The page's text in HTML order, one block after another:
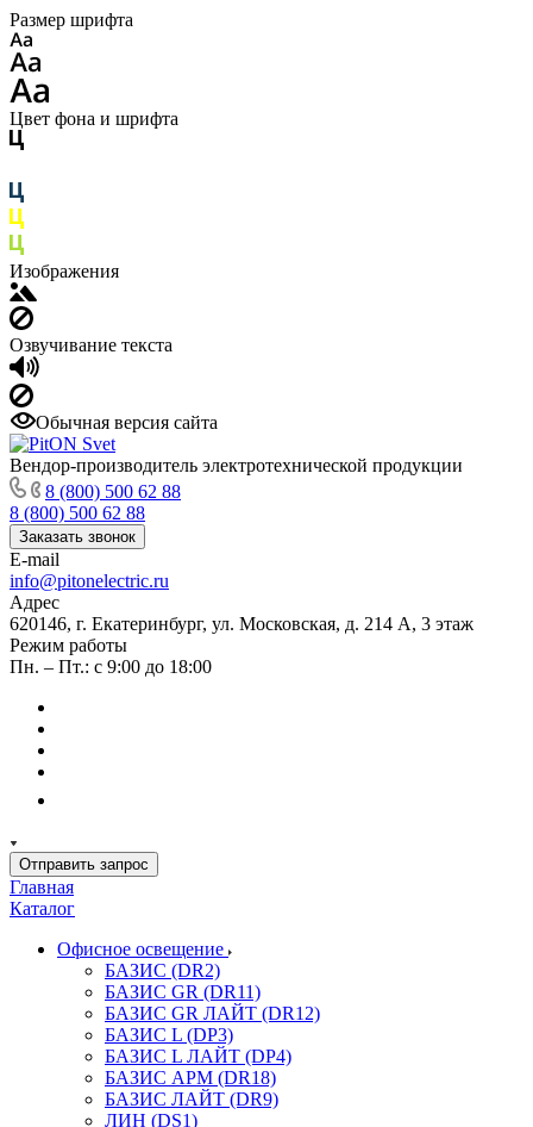
Размер шрифта
Цвет фона и шрифта
Изображения
Озвучивание текста
Обычная версия сайта
Вендор-производитель электротехнической продукции
8 (800) 500 62 88
8 (800) 500 62 88
Заказать звонок
E-mail
info@pitonelectric.ru
Адрес
620146, г. Екатеринбург, ул. Московская, д. 214 А, 3 этаж
Режим работы
Пн. – Пт.: с 9:00 до 18:00
Отправить запрос
Главная
Каталог
Офисное освещение
БАЗИС (DR2)
БАЗИС GR (DR11)
БАЗИС GR ЛАЙТ (DR12)
БАЗИС L (DP3)
БАЗИС L ЛАЙТ (DP4)
БАЗИС АРМ (DR18)
БАЗИС ЛАЙТ (DR9)
ЛИН (DS1)